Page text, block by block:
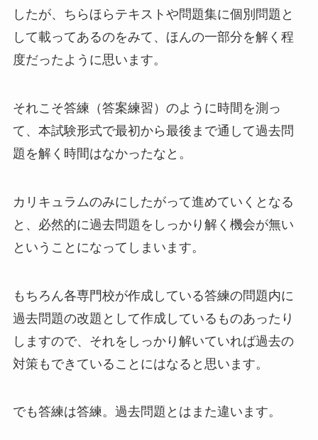
したが、ちらほらテキストや問題集に個別問題と
して載ってあるのをみて、ほんの一部分を解く程
度だったように思います。
それこそ答練（答案練習）のように時間を測っ
て、本試験形式で最初から最後まで通して過去問
題を解く時間はなかったなと。
カリキュラムのみにしたがって進めていくとなる
と、必然的に過去問題をしっかり解く機会が無い
ということになってしまいます。
もちろん各専門校が作成している答練の問題内に
過去問題の改題として作成しているものあったり
しますので、それをしっかり解いていれば過去の
対策もできていることにはなると思います。
でも答練は答練。過去問題とはまた違います。